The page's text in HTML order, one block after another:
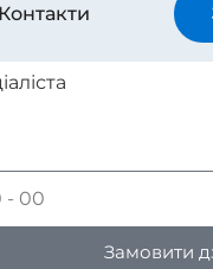
Контакти
Замовити